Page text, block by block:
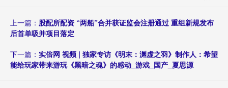
上一篇： 股配所配资 “两船”合并获证监会注册通过 重组新规发布
后首单吸并项目落定
下一篇： 实倍网 视频 | 独家专访《明末：渊虚之羽》制作人：希望
能给玩家带来游玩《黑暗之魂》的感动_游戏_国产_夏思源